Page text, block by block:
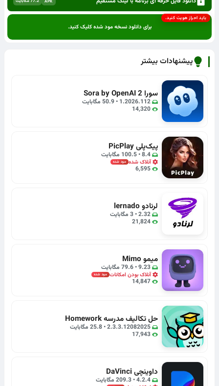
APK
باید احراز هویت کنید.
برای دانلود نسخه مود شده کلیک کنید.
پیشنهادات بیشتر
سورا 2 Sora by OpenAI
1.2026.112 • 50.9 مگابایت
14,320
پیک‌پلی PicPlay
8.4 • 100.5 مگابایت
آنلاک شده مود شده
6,595
لرنادو lernado
2.32 • 3 مگابایت
21,824
میمو Mimo
9.23 • 79.6 مگابایت
آنلاک بودن امکانات مود شده
14,847
حل تکالیف مدرسه Homework
2.3.3.12082025 • 25.8 مگابایت
17,943
داوینچی DaVinci
4.2.4 • 209.3 مگابایت